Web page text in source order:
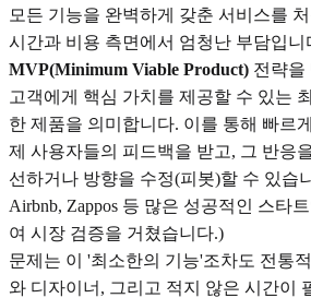
모든 기능을 완벽하게 갖춘 서비스를
시간과 비용 측면에서 엄청난 부담입니
MVP(Minimum Viable Product) 전략을
고객에게 핵심 가치를 제공할 수 있는
한 제품을 의미합니다. 이를 통해 빠르
제 사용자들의 피드백을 받고, 그 반응
선하거나 방향을 수정(피봇)할 수 있습
Airbnb, Zappos 등 많은 성공적인 스타
여 시장 검증을 거쳤습니다.)
문제는 이 '최소한의 기능'조차도 전통
와 디자이너, 그리고 적지 않은 시간이